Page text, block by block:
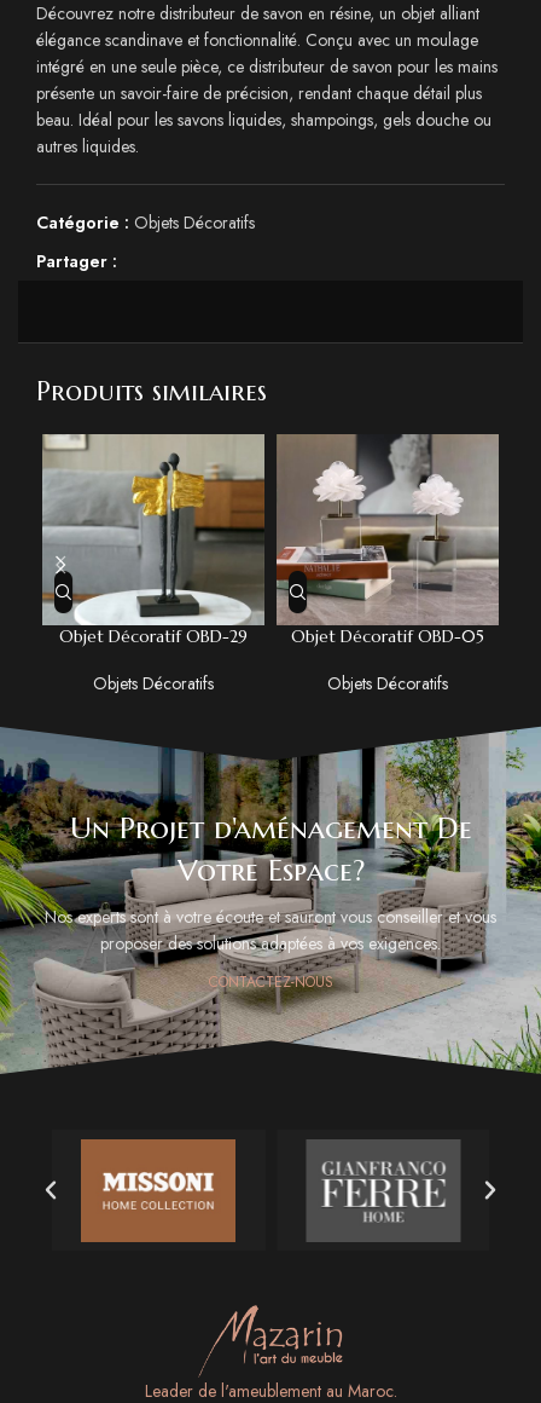
Découvrez notre distributeur de savon en résine, un objet alliant
élégance scandinave et fonctionnalité. Conçu avec un moulage
intégré en une seule pièce, ce distributeur de savon pour les mains
présente un savoir-faire de précision, rendant chaque détail plus
beau. Idéal pour les savons liquides, shampoings, gels douche ou
autres liquides.
Catégorie : Objets Décoratifs
Partager :
Produits similaires
Objet Décoratif OBD-29
Objets Décoratifs
Objet Décoratif OBD-05
Objets Décoratifs
Un Projet d'aménagement De
Votre Espace?
Nos experts sont à votre écoute et sauront vous conseiller et vous
proposer des solutions adaptées à vos exigences.
CONTACTEZ-NOUS
Leader de l'ameublement au Maroc.